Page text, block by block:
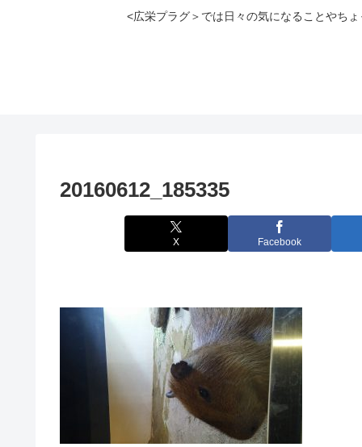
<広栄プラグ＞では日々の気になることやち
20160612_185335
X Facebook